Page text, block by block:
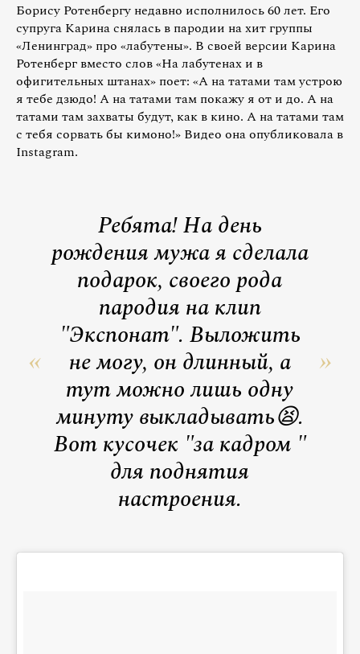
Борису Ротенбергу недавно исполнилось 60 лет. Его
супруга Карина снялась в пародии на хит группы
«Ленинград» про «лабутены». В своей версии Карина
Ротенберг вместо слов «На лабутенах и в
офигительных штанах» поет: «А на татами там устрою
я тебе дзюдо! А на татами там покажу я от и до. А на
татами там захваты будут, как в кино. А на татами там
с тебя сорвать бы кимоно!» Видео она опубликовала в
Instagram.
Ребята! На день
рождения мужа я сделала
подарок, своего рода
пародия на клип
"Экспонат". Выложить
не могу, он длинный, а
тут можно лишь одну
минуту выкладывать😫.
Вот кусочек "за кадром "
для поднятия
настроения.